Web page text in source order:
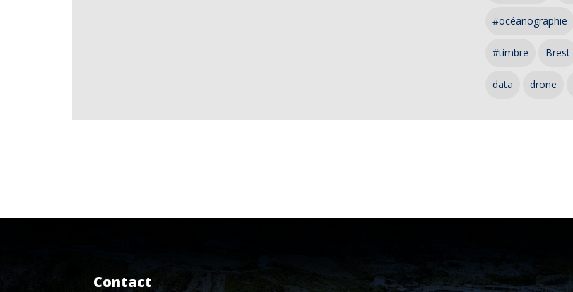
#océanographie
#timbre Brest
data drone
Contact